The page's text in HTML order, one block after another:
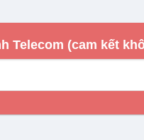
truyền tải điện năng tốt
sụt áp.
chuẩn an toàn về môi
(cam kết